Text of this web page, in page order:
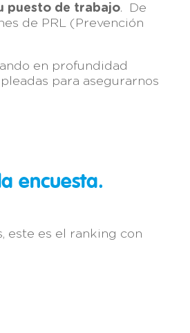
puesto de trabajo. De
de PRL (Prevención
en profundidad
para asegurarnos
encuesta.
este es el ranking con